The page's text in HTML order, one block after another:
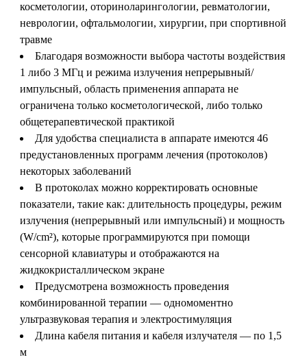
косметологии, оториноларингологии, ревматологии,
неврологии, офтальмологии, хирургии, при спортивной
травме
Благодаря возможности выбора частоты воздействия
1 либо 3 МГц и режима излучения непрерывный/
импульсный, область применения аппарата не
ограничена только косметологической, либо только
общетерапевтической практикой
Для удобства специалиста в аппарате имеются 46
предустановленных программ лечения (протоколов)
некоторых заболеваний
В протоколах можно корректировать основные
показатели, такие как: длительность процедуры, режим
излучения (непрерывный или импульсный) и мощность
(W/cm²), которые программируются при помощи
сенсорной клавиатуры и отображаются на
жидкокристаллическом экране
Предусмотрена возможность проведения
комбинированной терапии — одномоментно
ультразвуковая терапия и электростимуляция
Длина кабеля питания и кабеля излучателя — по 1,5
м